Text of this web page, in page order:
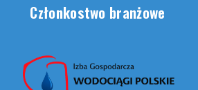
Członkostwo branżowe